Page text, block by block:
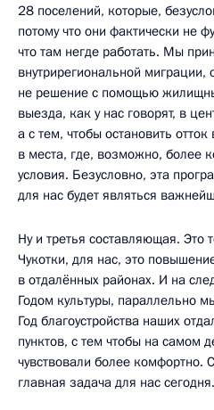
28 поселений, которые,
потому что они фактически не
что там негде работать. Мы
внутрирегиональной
не решение с помощью
выезда, как у нас говорят, в
а с тем, чтобы остановить
в места, где, возможно, более
условия. Безусловно, эта
для нас будет являться
Ну и третья составляющая. Это
Чукотки, для нас, это
в отдалённых районах. И на
Годом культуры, параллельно
Год благоустройства наших
пунктов, с тем чтобы на самом
чувствовали более комфортно.
главная задача для нас сегодня.